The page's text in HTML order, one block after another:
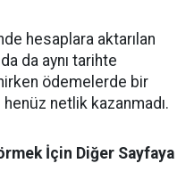
hesaplara aktarılan
da aynı tarihte
ödemelerde bir
henüz netlik kazanmadı.
İçin Diğer Sayfaya